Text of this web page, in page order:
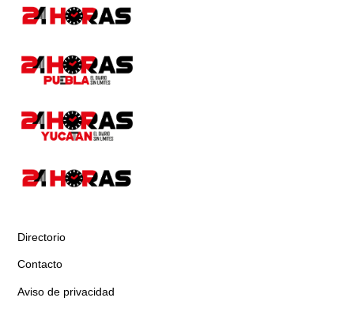
Directorio
Contacto
Aviso de privacidad